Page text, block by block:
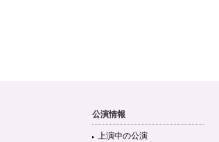
公演情報
上演中の公演